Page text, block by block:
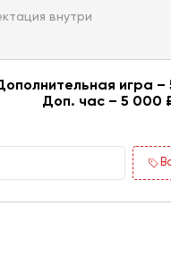
внутри
игра –
Доп. час – 5 000